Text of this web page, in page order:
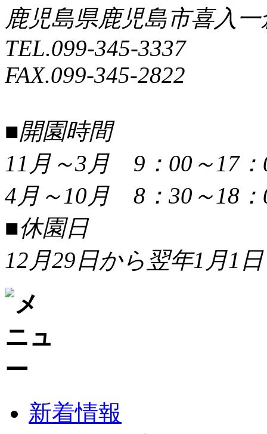
鹿児島県鹿児島市喜入一
TEL.099-345-3337
FAX.099-345-2822
■開園時間
11月～3月 9：00～17：
4月～10月 8：30～18：
■休園日
12月29日から翌年1月1日
新着情報